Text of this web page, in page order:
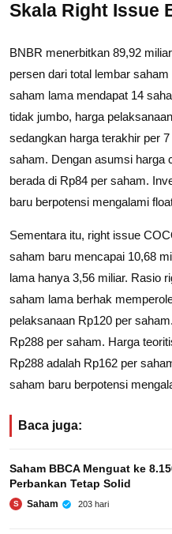
Skala Right Issue
BNBR menerbitkan 89,92
persen dari total lembar
saham lama mendapat 14
tidak jumbo, harga
sedangkan harga terakhir per
saham. Dengan asumsi harga
berada di Rp84 per saham.
baru berpotensi mengalami
Sementara itu, right issue
saham baru mencapai 10,68
lama hanya 3,56 miliar. Rasio
saham lama berhak
pelaksanaan Rp120 per
Rp288 per saham. Harga
Rp288 adalah Rp162 per
saham baru berpotensi
Baca juga:
Saham BBCA Menguat ke
Perbankan Tetap Solid
S Saham 203 hari